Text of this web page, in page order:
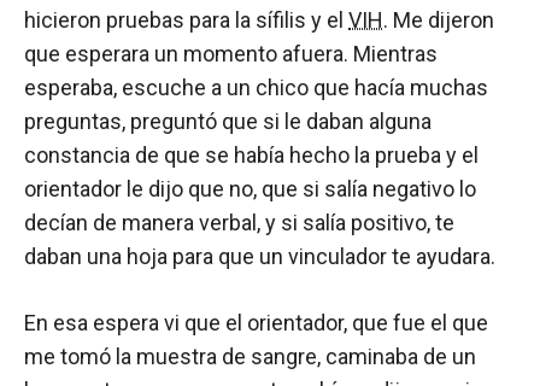
hicieron pruebas para la sífilis y el VIH. Me dijeron
que esperara un momento afuera. Mientras
esperaba, escuche a un chico que hacía muchas
preguntas, preguntó que si le daban alguna
constancia de que se había hecho la prueba y el
orientador le dijo que no, que si salía negativo lo
decían de manera verbal, y si salía positivo, te
daban una hoja para que un vinculador te ayudara.
En esa espera vi que el orientador, que fue el que
me tomó la muestra de sangre, caminaba de un